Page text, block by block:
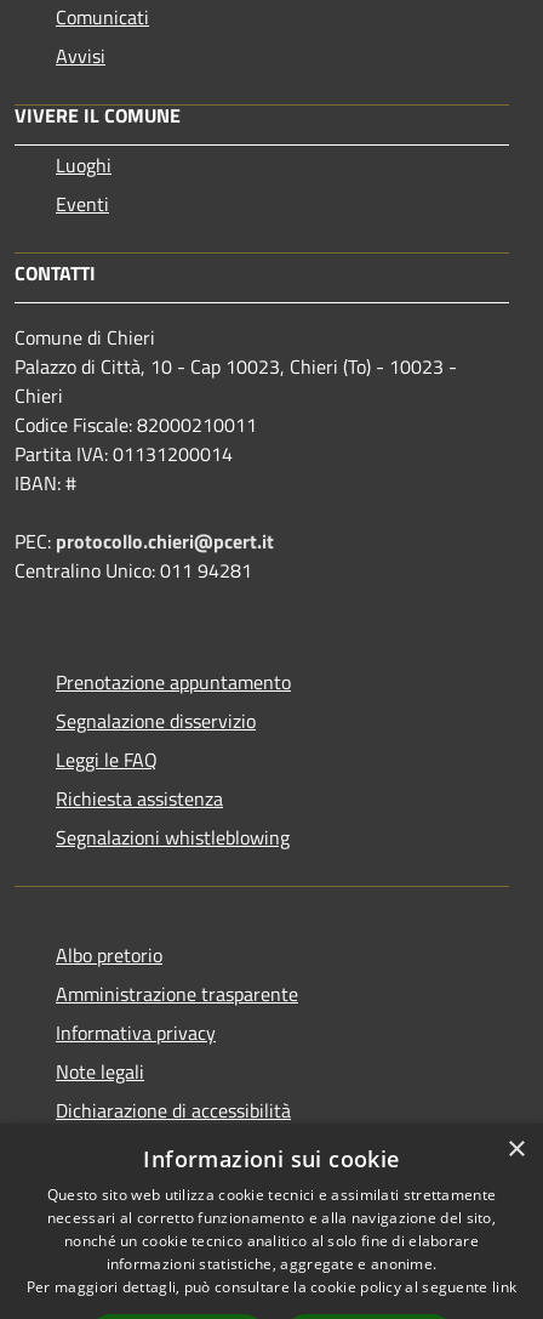
Comunicati
Avvisi
VIVERE IL COMUNE
Luoghi
Eventi
CONTATTI
Comune di Chieri
Palazzo di Città, 10 - Cap 10023, Chieri (To) - 10023 -
Chieri
Codice Fiscale: 82000210011
Partita IVA: 01131200014
IBAN: #
PEC: protocollo.chieri@pcert.it
Centralino Unico: 011 94281
Prenotazione appuntamento
Segnalazione disservizio
Leggi le FAQ
Richiesta assistenza
Segnalazioni whistleblowing
Albo pretorio
Amministrazione trasparente
Informativa privacy
Note legali
Dichiarazione di accessibilità
Meccanismo di Feedback
Accessibilità
Copyright © 2026 • Comune di
Chieri • Powered by
×
Informazioni sui cookie
Questo sito web utilizza cookie tecnici e assimilati strettamente
necessari al corretto funzionamento e alla navigazione del sito,
nonché un cookie tecnico analitico al solo fine di elaborare
informazioni statistiche, aggregate e anonime.
Per maggiori dettagli, può consultare la cookie policy al seguente link